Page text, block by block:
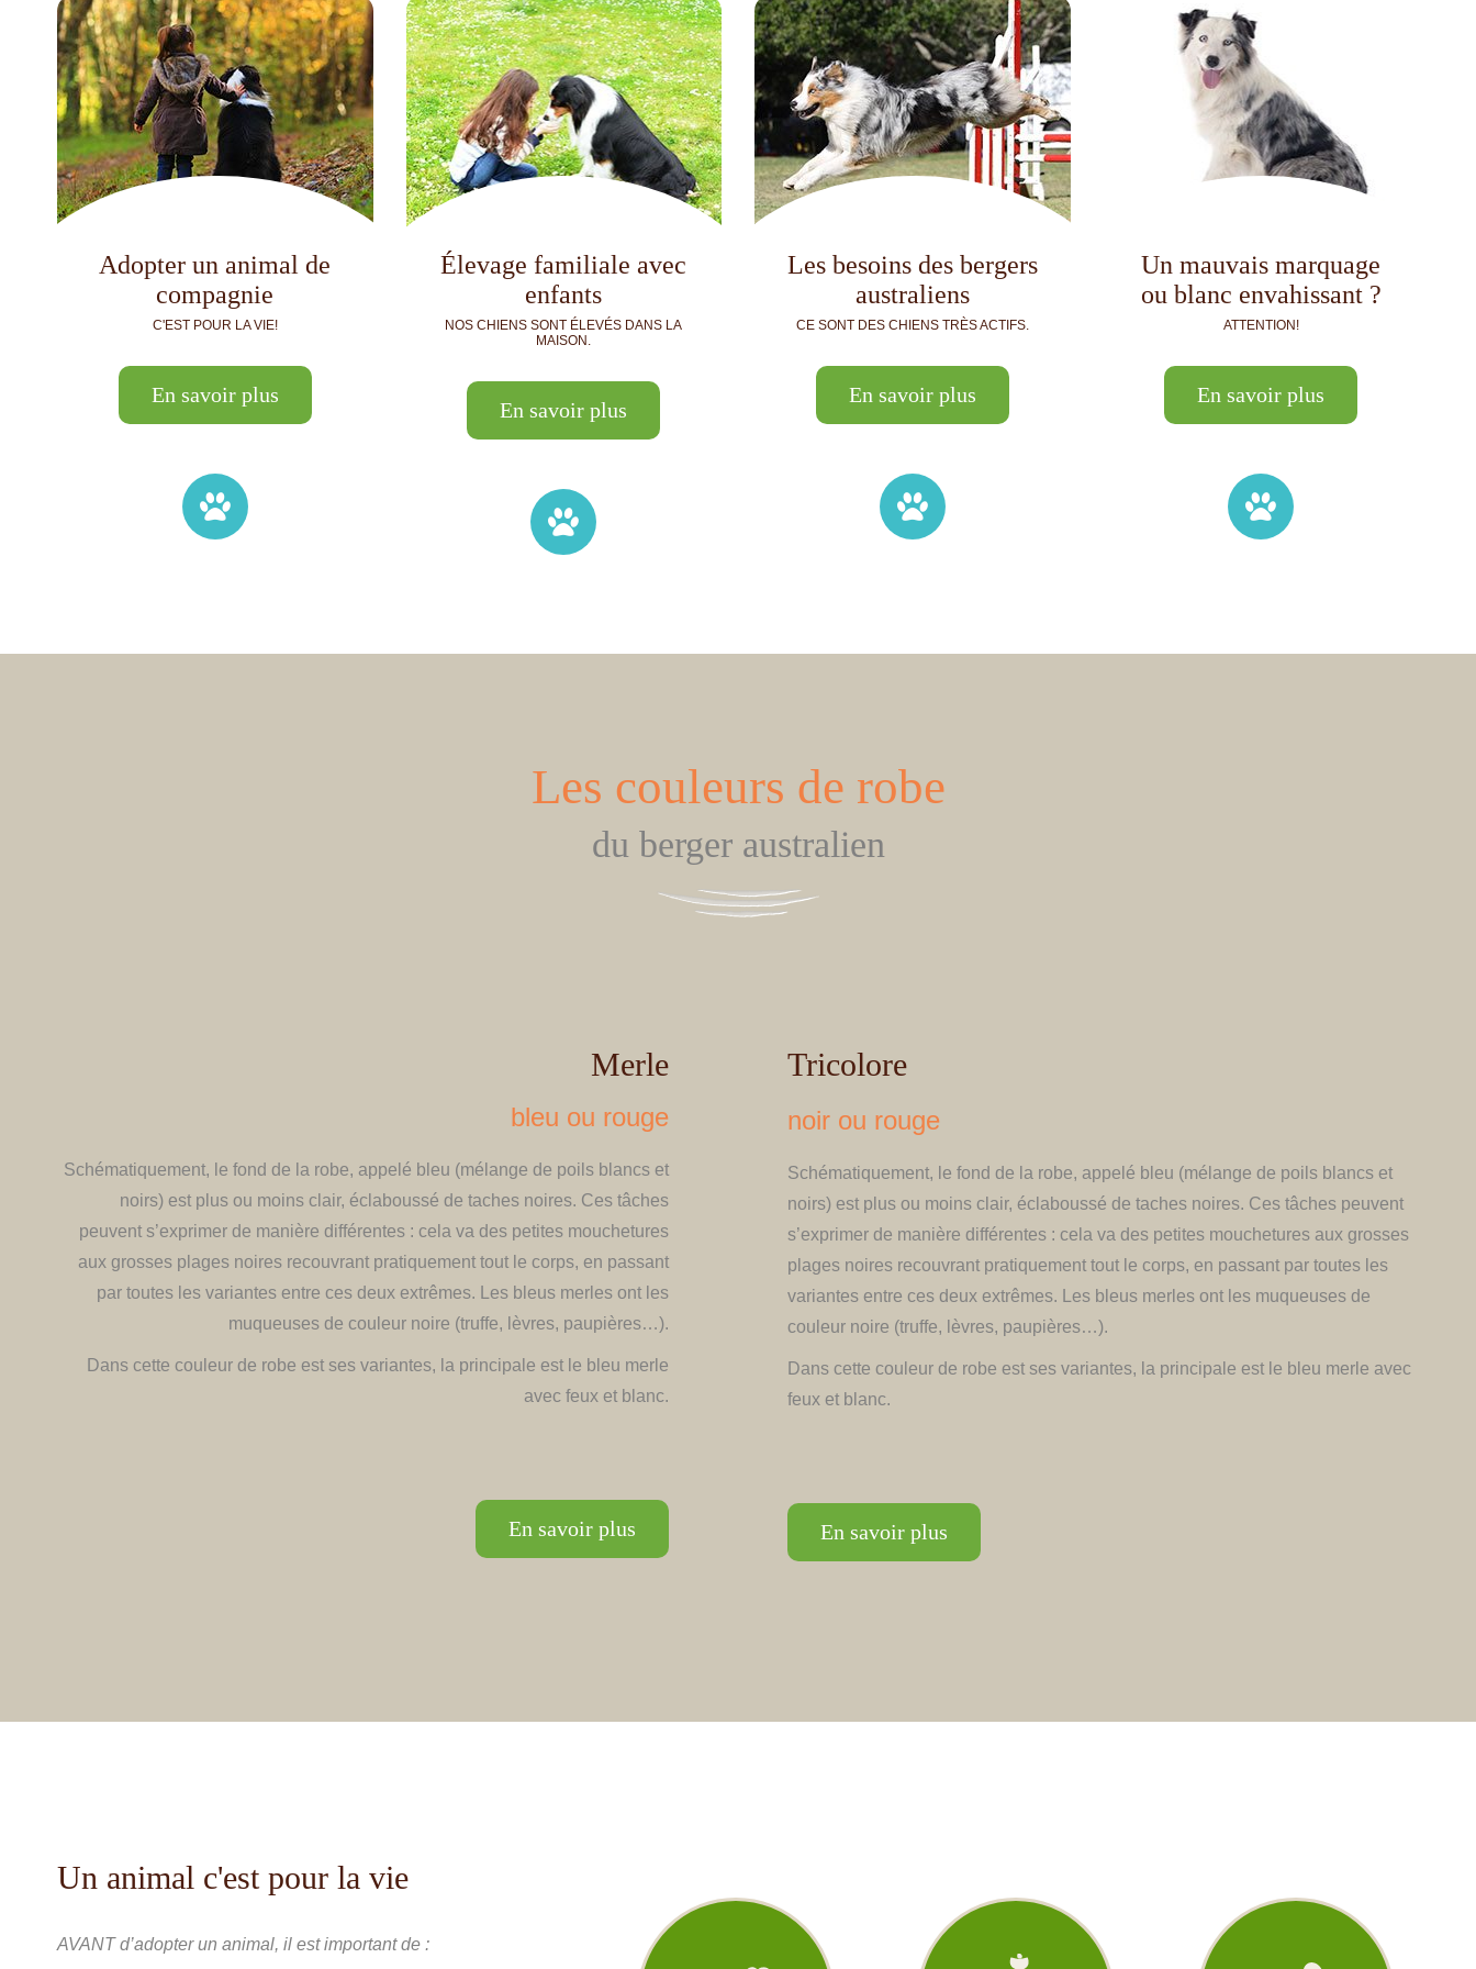
Adopter un animal de
compagnie
C'EST POUR LA VIE!
En savoir plus
Élevage familiale avec
enfants
NOS CHIENS SONT ÉLEVÉS DANS LA
MAISON.
En savoir plus
Les besoins des bergers
australiens
CE SONT DES CHIENS TRÈS ACTIFS.
En savoir plus
Un mauvais marquage
ou blanc envahissant ?
ATTENTION!
En savoir plus
Les couleurs de robe
du berger australien
Merle
bleu ou rouge
​Schématiquement, le fond de la robe, appelé bleu (mélange de poils blancs et
noirs) est plus ou moins clair, éclaboussé de taches noires. Ces tâches
peuvent s’exprimer de manière différentes : cela va des petites mouchetures
aux grosses plages noires recouvrant pratiquement tout le corps, en passant
par toutes les variantes entre ces deux extrêmes. Les bleus merles ont les
muqueuses de couleur noire (truffe, lèvres, paupières…).
Dans cette couleur de robe est ses variantes, la principale est le bleu merle
avec feux et blanc.
En savoir plus
Tricolore
noir ou rouge
​Schématiquement, le fond de la robe, appelé bleu (mélange de poils blancs et
noirs) est plus ou moins clair, éclaboussé de taches noires. Ces tâches peuvent
s’exprimer de manière différentes : cela va des petites mouchetures aux grosses
plages noires recouvrant pratiquement tout le corps, en passant par toutes les
variantes entre ces deux extrêmes. Les bleus merles ont les muqueuses de
couleur noire (truffe, lèvres, paupières…).
Dans cette couleur de robe est ses variantes, la principale est le bleu merle avec
feux et blanc.
En savoir plus
Un animal c'est pour la vie
AVANT d’adopter un animal, il est important de :